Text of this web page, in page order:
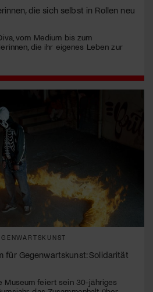
die sich selbst in Rollen neu
vom Medium bis zum
die ihr eigenes Leben zur
für Gegenwartskunst: Solidarität
Museum feiert sein 30-jähriges